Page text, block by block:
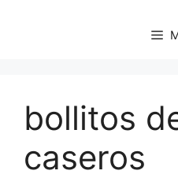
bollitos
caseros